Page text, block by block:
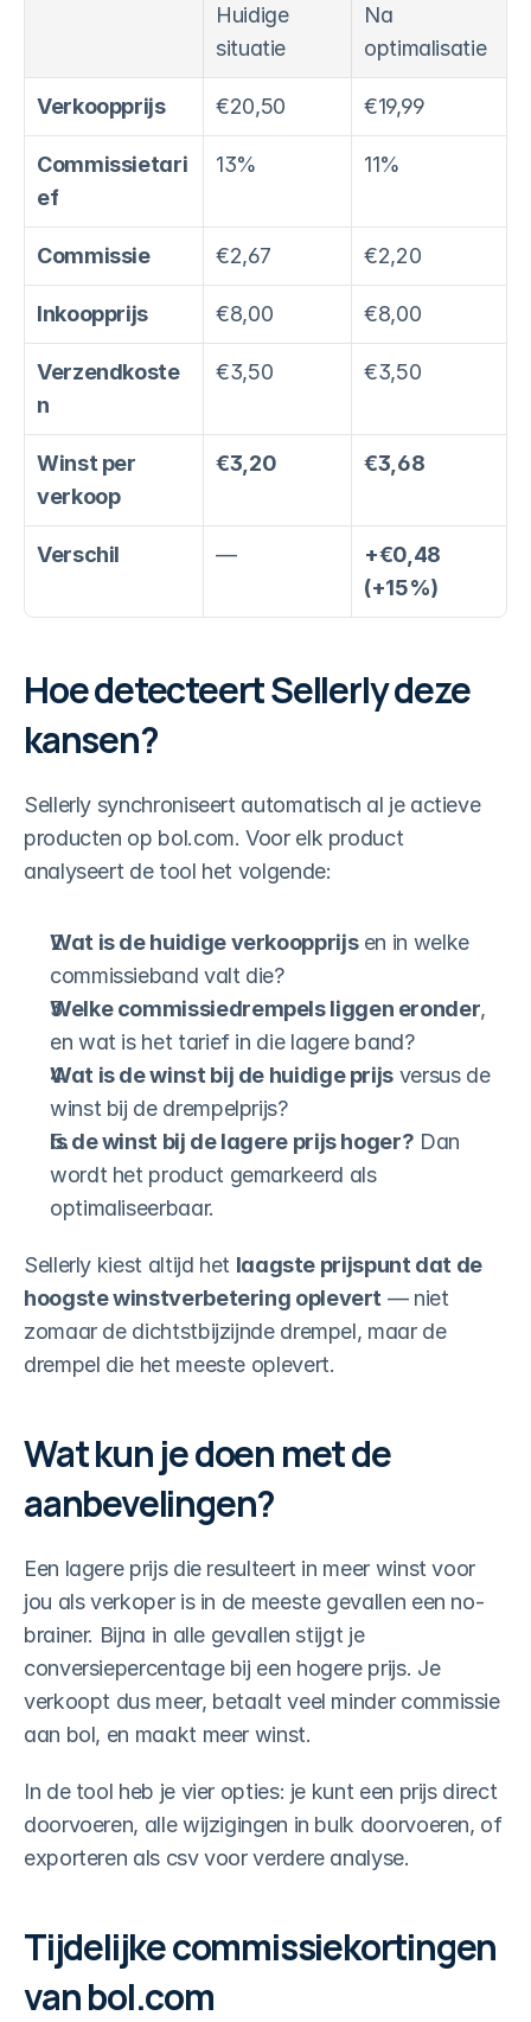
Huidige
situatie
Na
optimalisatie
Verkoopprijs €20,50 €19,99
Commissietari
ef
13% 11%
Commissie €2,67 €2,20
Inkoopprijs €8,00 €8,00
Verzendkoste
n
€3,50 €3,50
Winst per
verkoop
€3,20 €3,68
Verschil —
+€0,48
(+15%)
Hoe detecteert Sellerly deze
kansen?
Sellerly synchroniseert automatisch al je actieve
producten op bol.com. Voor elk product
analyseert de tool het volgende:
Wat is de huidige verkoopprijs en in welke
commissieband valt die?
Welke commissiedrempels liggen eronder,
en wat is het tarief in die lagere band?
Wat is de winst bij de huidige prijs versus de
winst bij de drempelprijs?
Is de winst bij de lagere prijs hoger? Dan
wordt het product gemarkeerd als
optimaliseerbaar.
Sellerly kiest altijd het laagste prijspunt dat de
hoogste winstverbetering oplevert — niet
zomaar de dichtstbijzijnde drempel, maar de
drempel die het meeste oplevert.
Wat kun je doen met de
aanbevelingen?
Een lagere prijs die resulteert in meer winst voor
jou als verkoper is in de meeste gevallen een no-
brainer. Bijna in alle gevallen stijgt je
conversiepercentage bij een hogere prijs. Je
verkoopt dus meer, betaalt veel minder commissie
aan bol, en maakt meer winst.
In de tool heb je vier opties: je kunt een prijs direct
doorvoeren, alle wijzigingen in bulk doorvoeren, of
exporteren als csv voor verdere analyse.
Tijdelijke commissiekortingen
van bol.com